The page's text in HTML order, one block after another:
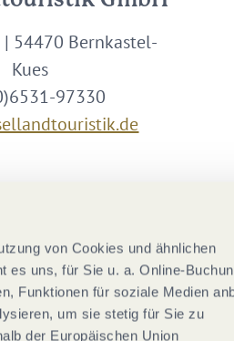
von Cookies und ähnlichen
es uns, für Sie u. a. Online-
Funktionen für soziale Medien
um sie stetig für Sie zu
der Europäischen Union
54470 Bernkastel-
Kues
97330